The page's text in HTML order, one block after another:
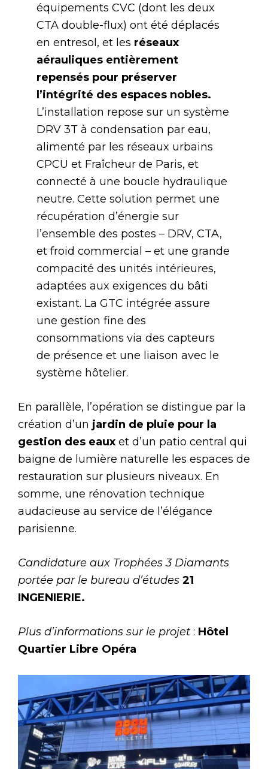
équipements CVC (dont les deux
CTA double-flux) ont été déplacés
en entresol, et les réseaux
aérauliques entièrement
repensés pour préserver
l’intégrité des espaces nobles.
L’installation repose sur un système
DRV 3T à condensation par eau,
alimenté par les réseaux urbains
CPCU et Fraîcheur de Paris, et
connecté à une boucle hydraulique
neutre. Cette solution permet une
récupération d’énergie sur
l’ensemble des postes – DRV, CTA,
et froid commercial – et une grande
compacité des unités intérieures,
adaptées aux exigences du bâti
existant. La GTC intégrée assure
une gestion fine des
consommations via des capteurs
de présence et une liaison avec le
système hôtelier.
En parallèle, l’opération se distingue par la
création d’un jardin de pluie pour la
gestion des eaux et d’un patio central qui
baigne de lumière naturelle les espaces de
restauration sur plusieurs niveaux. En
somme, une rénovation technique
audacieuse au service de l’élégance
parisienne.
Candidature aux Trophées 3 Diamants
portée par le bureau d’études 21
INGENIERIE.
Plus d’informations sur le projet : Hôtel
Quartier Libre Opéra